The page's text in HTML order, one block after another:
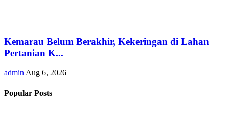
Kemarau Belum Berakhir, Kekeringan di Lahan
Pertanian K...
adminAug 6, 2026
Popular Posts